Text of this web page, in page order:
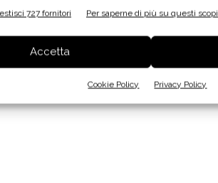
727 fornitori Per saperne di più su questi scopi
Accetta
Cookie Policy Privacy Policy